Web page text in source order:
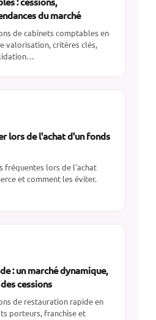
du marché
de cabinets comptables en
valorisation, critères clés,
lors de l'achat d'un fonds
fréquentes lors de l'achat
et comment les éviter.
: un marché dynamique,
cessions
de restauration rapide en
porteurs, franchise et